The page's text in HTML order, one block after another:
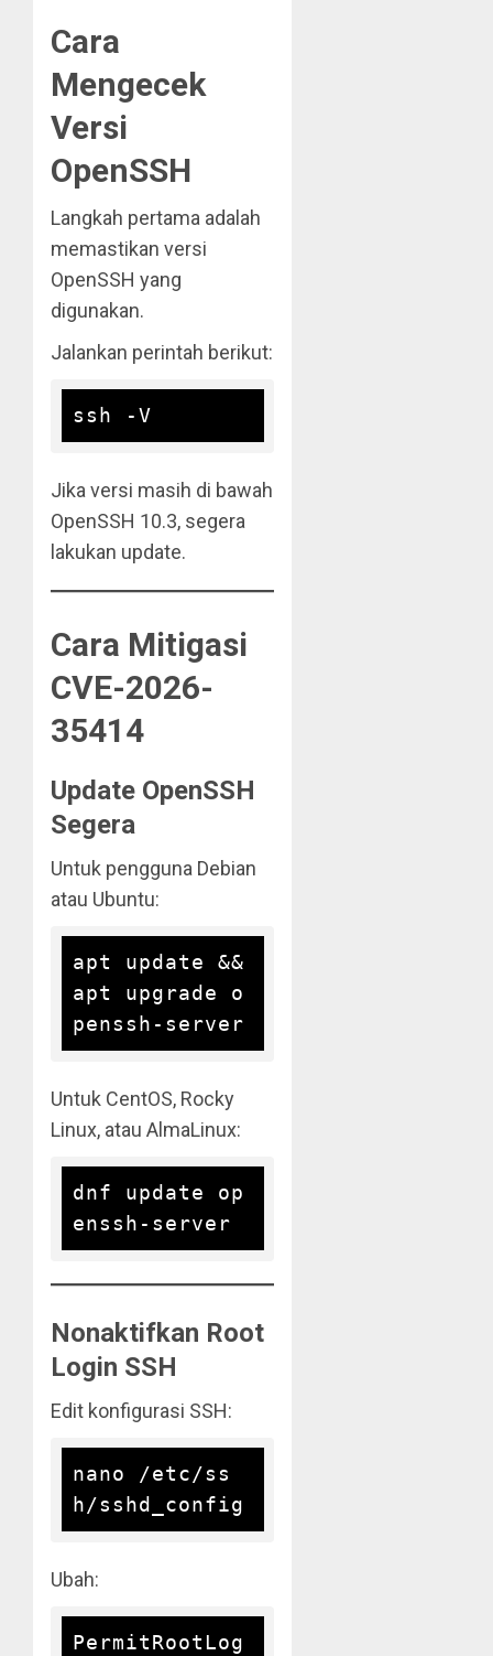
Cara
Mengecek
Versi
OpenSSH
Langkah pertama adalah
memastikan versi
OpenSSH yang
digunakan.
Jalankan perintah berikut:
Jika versi masih di bawah
OpenSSH 10.3, segera
lakukan update.
Cara Mitigasi
CVE-2026-
35414
Update OpenSSH
Segera
Untuk pengguna Debian
atau Ubuntu:
apt update &&
apt upgrade o
Untuk CentOS, Rocky
Linux, atau AlmaLinux:
dnf update op
Nonaktifkan Root
Login SSH
Edit konfigurasi SSH:
nano /etc/ss
Ubah:
PermitRootLog